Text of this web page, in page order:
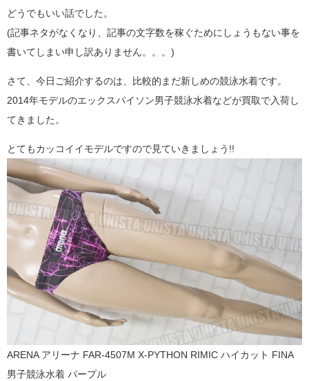
どうでもいい話でした。
(記事ネタがなくなり、記事の文字数を稼ぐためにしょうもない事を
書いてしまい申し訳ありません。。。)
さて、今日ご紹介するのは、比較的まだ新しめの競泳水着です。
2014年モデルのエックスパイソン男子競泳水着などが買取で入荷し
てきました。
とてもカッコイイモデルですので見ていきましょう!!
ARENA アリーナ FAR-4507M X-PYTHON RIMIC ハイカット FINA
男子競泳水着 パープル